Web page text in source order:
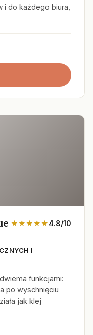
i do każdego biura,
★★★★★4.8/10
I
funkcjami:
po wyschnięciu
jak klej